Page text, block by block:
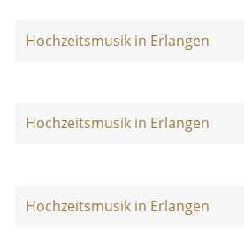
Hochzeitsmusik in Erlangen
Hochzeitsmusik in Erlangen
Hochzeitsmusik in Erlangen